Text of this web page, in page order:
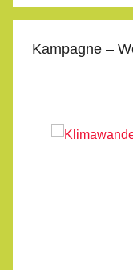
Kampagne –